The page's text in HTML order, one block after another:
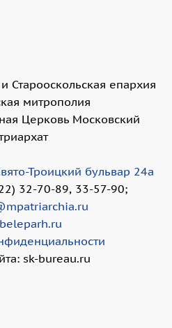
Старооскольская епархия
митрополия
Церковь Московский
Троицкий бульвар 24а
32-70-89, 33-57-90;
sk-bureau.ru